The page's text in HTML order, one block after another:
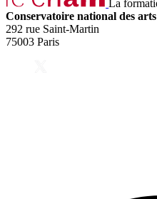
La
Conservatoire national des
292 rue Saint-Martin
75003 Paris